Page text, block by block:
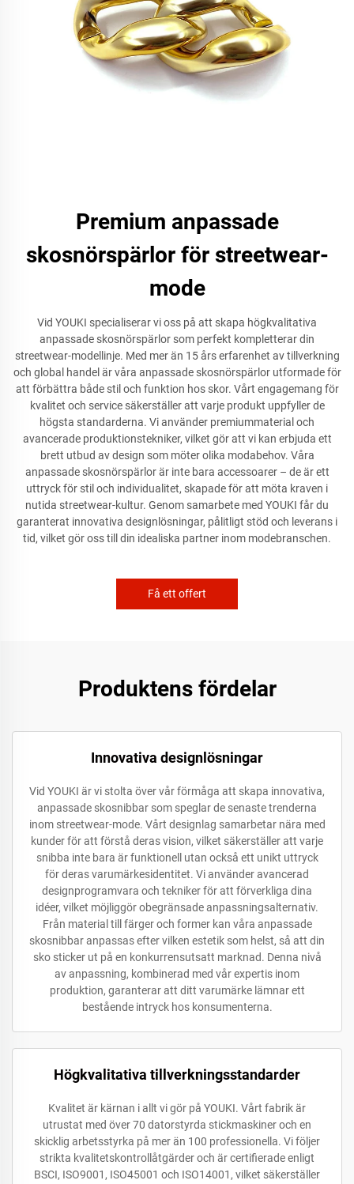
Premium anpassade
skosnörspärlor för streetwear-
mode
Vid YOUKI specialiserar vi oss på att skapa högkvalitativa
anpassade skosnörspärlor som perfekt kompletterar din
streetwear-modellinje. Med mer än 15 års erfarenhet av tillverkning
och global handel är våra anpassade skosnörspärlor utformade för
att förbättra både stil och funktion hos skor. Vårt engagemang för
kvalitet och service säkerställer att varje produkt uppfyller de
högsta standarderna. Vi använder premiummaterial och
avancerade produktionstekniker, vilket gör att vi kan erbjuda ett
brett utbud av design som möter olika modabehov. Våra
anpassade skosnörspärlor är inte bara accessoarer – de är ett
uttryck för stil och individualitet, skapade för att möta kraven i
nutida streetwear-kultur. Genom samarbete med YOUKI får du
garanterat innovativa designlösningar, pålitligt stöd och leverans i
tid, vilket gör oss till din idealiska partner inom modebranschen.
Få ett offert
Produktens fördelar
Innovativa designlösningar
Vid YOUKI är vi stolta över vår förmåga att skapa innovativa,
anpassade skosnibbar som speglar de senaste trenderna
inom streetwear-mode. Vårt designlag samarbetar nära med
kunder för att förstå deras vision, vilket säkerställer att varje
snibba inte bara är funktionell utan också ett unikt uttryck
för deras varumärkesidentitet. Vi använder avancerad
designprogramvara och tekniker för att förverkliga dina
idéer, vilket möjliggör obegränsade anpassningsalternativ.
Från material till färger och former kan våra anpassade
skosnibbar anpassas efter vilken estetik som helst, så att din
sko sticker ut på en konkurrensutsatt marknad. Denna nivå
av anpassning, kombinerad med vår expertis inom
produktion, garanterar att ditt varumärke lämnar ett
bestående intryck hos konsumenterna.
Högkvalitativa tillverkningsstandarder
Kvalitet är kärnan i allt vi gör på YOUKI. Vårt fabrik är
utrustat med över 70 datorstyrda stickmaskiner och en
skicklig arbetsstyrka på mer än 100 professionella. Vi följer
strikta kvalitetskontrollåtgärder och är certifierade enligt
BSCI, ISO9001, ISO45001 och ISO14001, vilket säkerställer